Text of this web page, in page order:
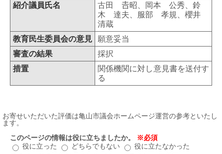
紹介議員氏名
古田 𠮷昭、岡本 公秀、鈴
木 達夫、服部 孝規、櫻井
清蔵
教育民生委員会の意見
願意妥当
審査の結果
採択
措置
関係機関に対し意見書を送付す
る